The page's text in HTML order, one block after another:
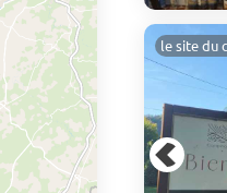
le site du